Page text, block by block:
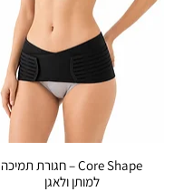
Core Shape – חגורת תמיכה
למותן ולאגן